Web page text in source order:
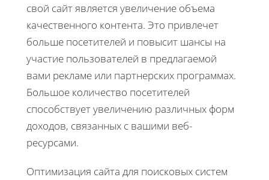
свой сайт является увеличение объема
качественного контента. Это привлечет
больше посетителей и повысит шансы на
участие пользователей в предлагаемой
вами рекламе или партнерских программах.
Большое количество посетителей
способствует увеличению различных форм
доходов, связанных с вашими веб-
ресурсами.
Оптимизация сайта для поисковых систем